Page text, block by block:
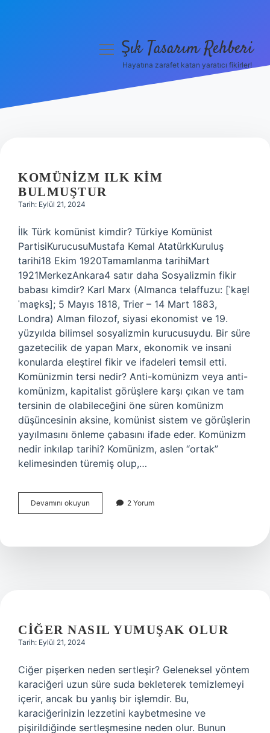
Hakkımızda
menüyüŞık Tasarım Rehberi
Hayatına zarafet katan yaratıcı fikirler!
TASARIM
REHBERI
YAZILAR
KOMÜNIZM ILK KIM
BULMUŞTUR
Tarih: Eylül 21, 2024
İlk Türk komünist kimdir? Türkiye Komünist
PartisiKurucusuMustafa Kemal AtatürkKuruluş
tarihi18 Ekim 1920Tamamlanma tarihiMart
1921MerkezAnkara4 satır daha Sosyalizmin fikir
babası kimdir? Karl Marx (Almanca telaffuzu: [ˈkaɐ̯l
ˈmaɐ̯ks]; 5 Mayıs 1818, Trier – 14 Mart 1883,
Londra) Alman filozof, siyasi ekonomist ve 19.
yüzyılda bilimsel sosyalizmin kurucusuydu. Bir süre
gazetecilik de yapan Marx, ekonomik ve insani
konularda eleştirel fikir ve ifadeleri temsil etti.
Komünizmin tersi nedir? Anti-komünizm veya anti-
komünizm, kapitalist görüşlere karşı çıkan ve tam
tersinin de olabileceğini öne süren komünizm
düşüncesinin aksine, komünist sistem ve görüşlerin
yayılmasını önleme çabasını ifade eder. Komünizm
nedir inkılap tarihi? Komünizm, aslen “ortak”
kelimesinden türemiş olup,…
Devamını okuyun Komünizm
Ilk
2 Yorum
CIĞER NASIL YUMUŞAK OLUR
Tarih: Eylül 21, 2024
Ciğer pişerken neden sertleşir? Geleneksel yöntem
karaciğeri uzun süre suda bekleterek temizlemeyi
içerir, ancak bu yanlış bir işlemdir. Bu,
karaciğerinizin lezzetini kaybetmesine ve
pişirildiğinde sertleşmesine neden olur. Bunun